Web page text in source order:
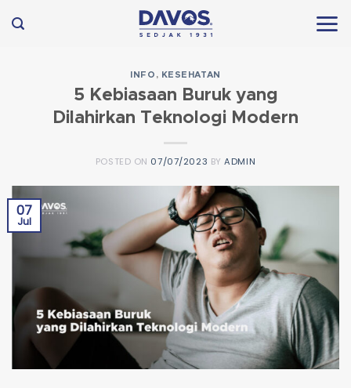
to
INFO , KESEHATAN
5 Kebiasaan Buruk yang
Dilahirkan Teknologi Modern
POSTED ON 07/07/2023 BYADMIN
07
Jul